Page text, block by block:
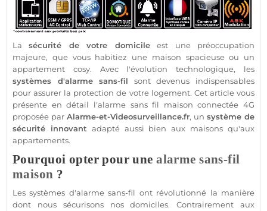
Lasécurité de votre domicileest une préoccupation
majeure, que vous habitiez une maison spacieuse ou un
appartement cosy. Avec l'évolution technologique, les
systèmes d'alarme sans-fil sont devenus indispensables
pour assurer la protection de votre logement. Cet article vous
présente en détail l'alarmesans fil maison connectée 4G
proposée par Alarme-et-Videosurveillance.fr, un système de
sécurité innovant adapté aussi bien aux maisons qu'aux
appartements.
Pourquoi opter pour unealarme sans-fil
maison ?
Les systèmes d'alarme sans-fil ont révolutionné la manière
dont nous sécurisons nos domiciles. Contrairement aux